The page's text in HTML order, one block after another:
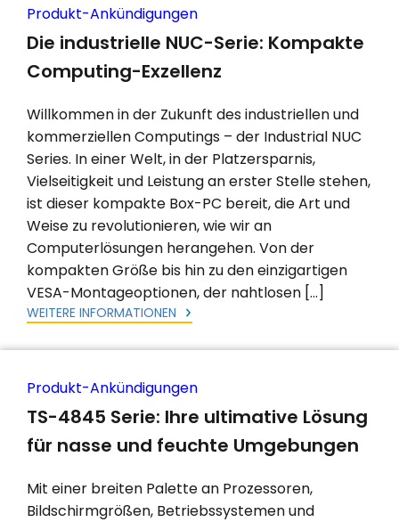
Produkt-Ankündigungen
Die industrielle NUC-Serie: Kompakte
Computing-Exzellenz
Willkommen in der Zukunft des industriellen und
kommerziellen Computings – der Industrial NUC
Series. In einer Welt, in der Platzersparnis,
Vielseitigkeit und Leistung an erster Stelle stehen,
ist dieser kompakte Box-PC bereit, die Art und
Weise zu revolutionieren, wie wir an
Computerlösungen herangehen. Von der
kompakten Größe bis hin zu den einzigartigen
VESA-Montageoptionen, der nahtlosen […]
WEITERE INFORMATIONEN
Produkt-Ankündigungen
TS-4845 Serie: Ihre ultimative Lösung
für nasse und feuchte Umgebungen
Mit einer breiten Palette an Prozessoren,
Bildschirmgrößen, Betriebssystemen und